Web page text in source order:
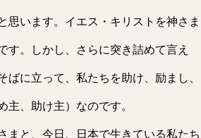
思います。イエス・キリストを神さま
す。しかし、さらに突き詰めて言え
に立って、私たちを助け、励まし、
、助け主）なのです。
と、今日、日本で生きている私たち